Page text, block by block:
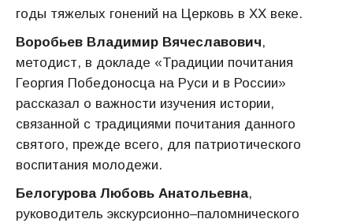
годы тяжелых гонений на Церковь в ХХ веке.
Воробьев Владимир Вячеславович,
методист, в докладе «Традиции почитания
Георгия Победоносца на Руси и в России»
рассказал о важности изучения истории,
связанной с традициями почитания данного
святого, прежде всего, для патриотического
воспитания молодежи.
Белогурова Любовь Анатольевна,
руководитель экскурсионно–паломнического